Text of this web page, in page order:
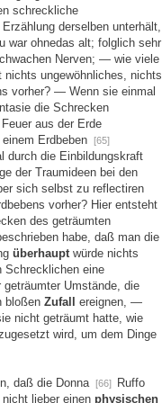
schreckliche
derselben unterhält,
war ohnedas alt; folglich sehr
Nerven; — wie viele
nichts ungewöhnliches, nichts
vorher? — Wenn sie einmal
die Schrecken
aus der Erde
Erdbeben
[65]
durch die Einbildungskraft
der Traumideen bei den
sich selbst zu reflectiren
vorher? Hier entsteht
des geträumten
habe, daß man die
überhaupt würde nichts
Schrecklichen eine
geträumter Umstände, die
bloßen Zufall ereignen, —
nicht geträumt hatte, wie
wird, um dem Dinge
daß die Donna [66] Ruffo
lieber einen physischen